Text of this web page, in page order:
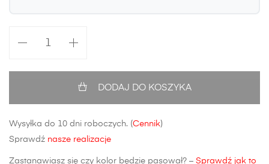
DODAJ DO KOSZYKA
Wysyłka do 10 dni roboczych. (Cennik)
Sprawdź nasze realizacje
Zastanawiasz się czy kolor będzie pasował? – Sprawdź jak to